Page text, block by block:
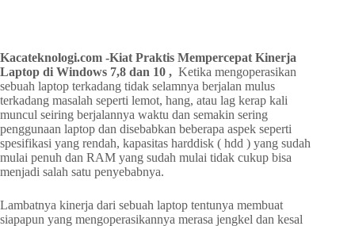
Kacateknologi.com -Kiat Praktis Mempercepat Kinerja
Laptop di Windows 7,8 dan 10 , Ketika mengoperasikan
sebuah laptop terkadang tidak selamnya berjalan mulus
terkadang masalah seperti lemot, hang, atau lag kerap kali
muncul seiring berjalannya waktu dan semakin sering
penggunaan laptop dan disebabkan beberapa aspek seperti
spesifikasi yang rendah, kapasitas harddisk ( hdd ) yang sudah
mulai penuh dan RAM yang sudah mulai tidak cukup bisa
menjadi salah satu penyebabnya.
Lambatnya kinerja dari sebuah laptop tentunya membuat
siapapun yang mengoperasikannya merasa jengkel dan kesal